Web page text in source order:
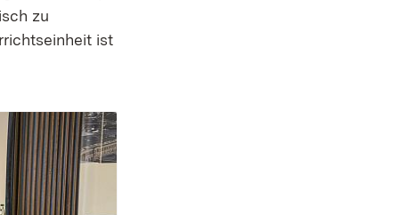
zu
ist